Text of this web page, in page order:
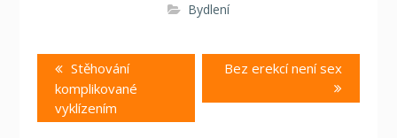
Bydlení
Navigace
pro
příspěvek
Previous
post:
Stěhování
komplikované
vyklízením
Next
Bez erekcí není sex